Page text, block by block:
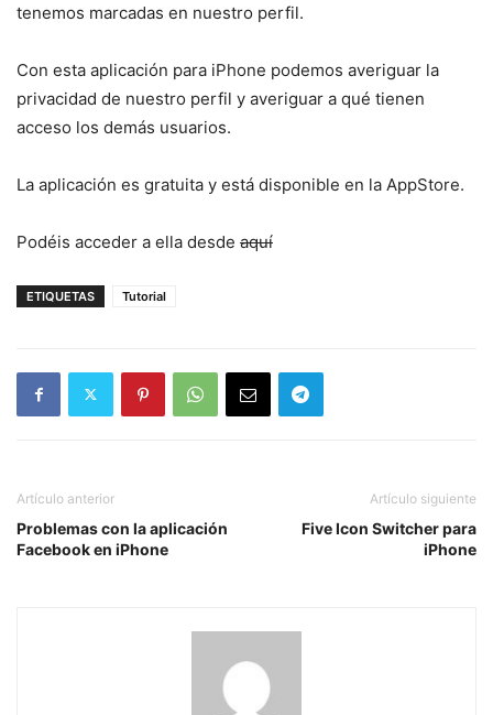
tenemos marcadas en nuestro perfil.
Con esta aplicación para iPhone podemos averiguar la
privacidad de nuestro perfil y averiguar a qué tienen
acceso los demás usuarios.
La aplicación es gratuita y está disponible en la AppStore.
Podéis acceder a ella desde aquí
ETIQUETAS Tutorial
Artículo anterior
Problemas con la aplicación
Facebook en iPhone
Artículo siguiente
Five Icon Switcher para
iPhone